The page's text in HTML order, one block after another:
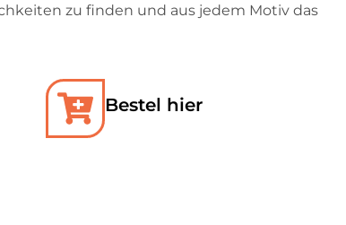
zu finden und aus jedem Motiv das
Bestel hier